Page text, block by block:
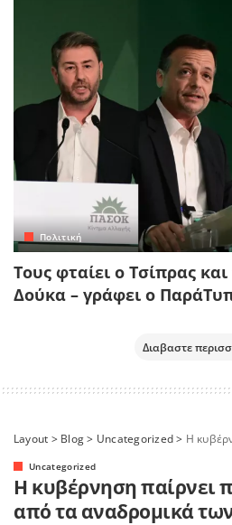
Πολιτική
Τους φταίει ο Τσίπρας
Δούκα – γράφει ο
Διαβαστε
Layout > Blog> Uncategorized> Η κυβέρνηση
Uncategorized
Η κυβέρνηση παίρνει
από τα αναδρομικά